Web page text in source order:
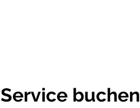
Service buchen